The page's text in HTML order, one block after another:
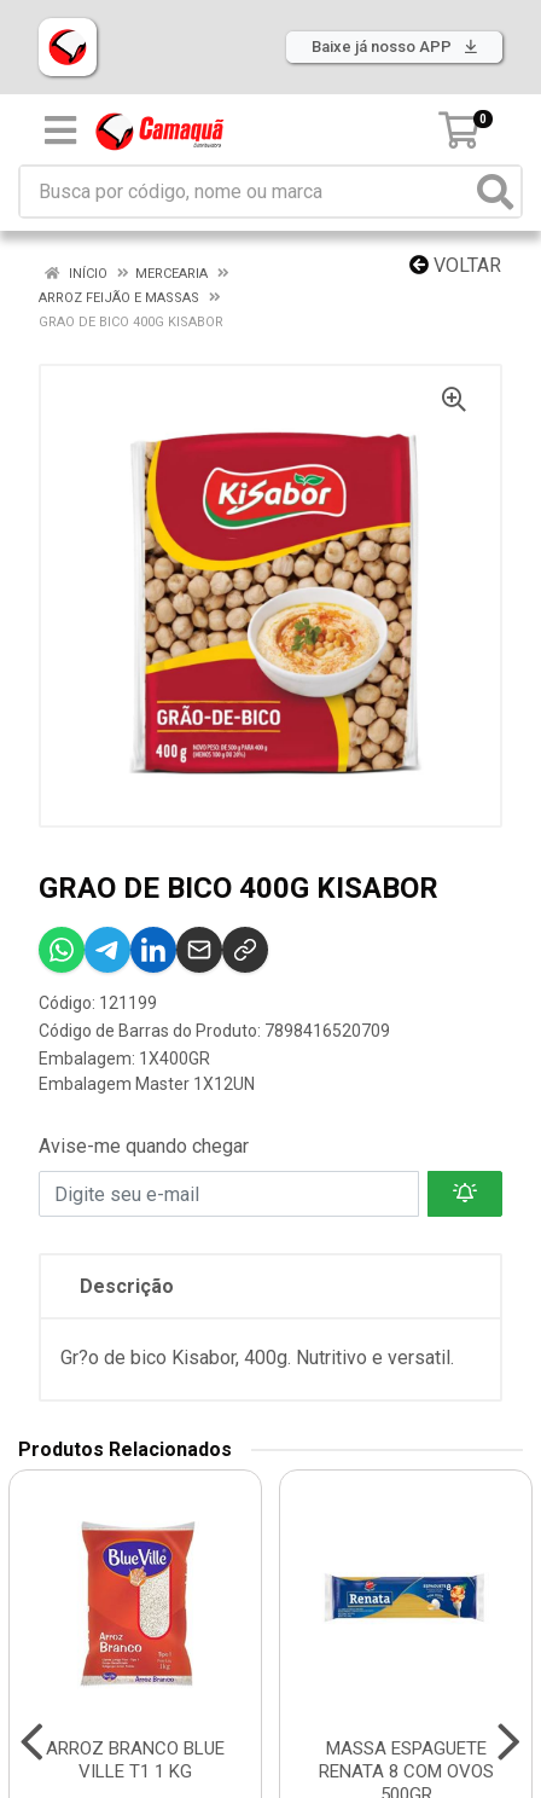
Baixe já nosso APP
0
VOLTAR
INÍCIO
MERCEARIA
ARROZ FEIJÃO E MASSAS
GRAO DE BICO 400G KISABOR
GRAO DE BICO 400G KISABOR
Código: 121199
Código de Barras do Produto: 7898416520709
Embalagem: 1X400GR
Embalagem Master 1X12UN
Avise-me quando chegar
Descrição
Gr?o de bico Kisabor, 400g. Nutritivo e versatil.
Produtos Relacionados
ARROZ BRANCO BLUE
VILLE T1 1 KG
MASSA ESPAGUETE
RENATA 8 COM OVOS